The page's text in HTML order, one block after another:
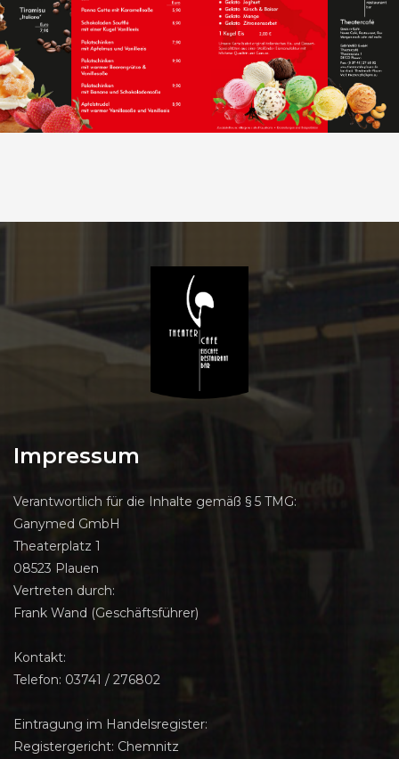
Impressum
Verantwortlich für die Inhalte gemäß § 5 TMG:
Ganymed GmbH
Theaterplatz 1
08523 Plauen
Vertreten durch:
Frank Wand (Geschäftsführer)
Kontakt:
Telefon: 03741 / 276802
Eintragung im Handelsregister:
Registergericht: Chemnitz